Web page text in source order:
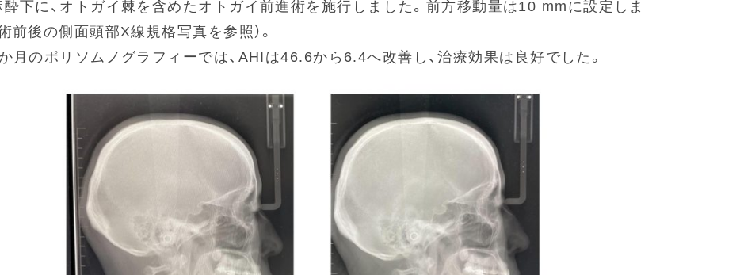
酔下に、オトガイ棘を含めたオトガイ前進術を施行しました。前方移動量は10 mmに設定しま
術前後の側面頭部X線規格写真を参照）。
月のポリソムノグラフィーでは、AHIは46.6から6.4へ改善し、治療効果は良好でした。